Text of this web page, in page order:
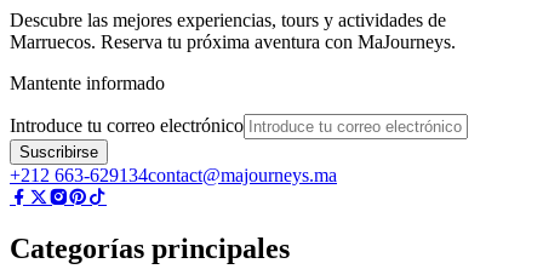
Descubre las mejores experiencias, tours y actividades de
Marruecos. Reserva tu próxima aventura con MaJourneys.
Mantente informado
Introduce tu correo electrónico
Suscribirse
+212 663-629134contact@majourneys.ma
Categorías principales